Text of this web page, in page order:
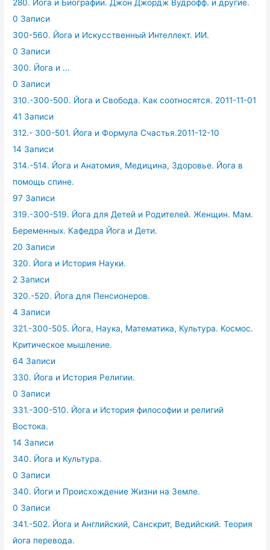
280. Йога и Биографии. Джон Джордж Вудрофф. и другие.
0 Записи
300-560. Йога и Искусственный Интеллект. ИИ.
0 Записи
300. Йога и ...
0 Записи
310.-300-500. Йога и Свобода. Как соотносятся. 2011-11-01
41 Записи
312.- 300-501. Йога и Формула Счастья.2011-12-10
14 Записи
314.-514. Йога и Анатомия, Медицина, Здоровье. Йога в
помощь спине.
97 Записи
319.-300-519. Йога для Детей и Родителей. Женщин. Мам.
Беременных. Кафедра Йога и Дети.
20 Записи
320. Йога и История Науки.
2 Записи
320.-520. Йога для Пенсионеров.
4 Записи
321.-300-505. Йога, Наука, Математика, Культура. Космос.
Критическое мышление.
64 Записи
330. Йога и История Религии.
0 Записи
331.-300-510. Йога и История философии и религий
Востока.
14 Записи
340. Йога и Культура.
0 Записи
340. Йоги и Происхождение Жизни на Земле.
0 Записи
341.-502. Йога и Английский, Санскрит, Ведийский. Теория
йога перевода.